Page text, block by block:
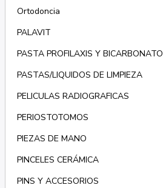
Ortodoncia
PALAVIT
PASTA PROFILAXIS Y BICARBONATO
PASTAS/LIQUIDOS DE LIMPIEZA
PELICULAS RADIOGRAFICAS
PERIOSTOTOMOS
PIEZAS DE MANO
PINCELES CERÁMICA
PINS Y ACCESORIOS